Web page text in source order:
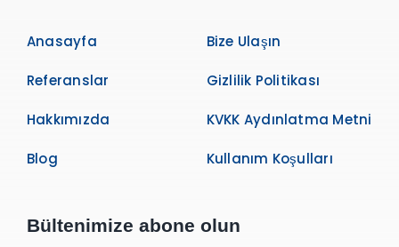
Anasayfa
Referanslar
Hakkımızda
Blog
Bize Ulaşın
Gizlilik Politikası
KVKK Aydınlatma Metni
Kullanım Koşulları
Bültenimize abone olun